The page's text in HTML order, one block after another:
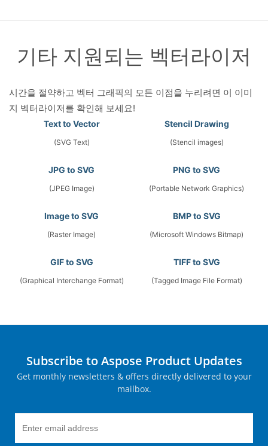
기타 지원되는 벡터라이저
시간을 절약하고 벡터 그래픽의 모든 이점을 누리려면 이 이미
지 벡터라이저를 확인해 보세요!
Text to Vector
(SVG Text)
Stencil Drawing
(Stencil images)
JPG to SVG
(JPEG Image)
PNG to SVG
(Portable Network Graphics)
Image to SVG
(Raster Image)
BMP to SVG
(Microsoft Windows Bitmap)
GIF to SVG
(Graphical Interchange Format)
TIFF to SVG
(Tagged Image File Format)
Subscribe to Aspose Product Updates
Get monthly newsletters & offers directly delivered to your
mailbox.